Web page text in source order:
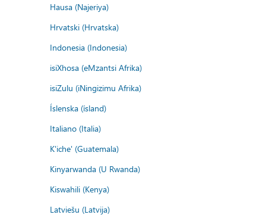
Hausa (Najeriya)
Hrvatski (Hrvatska)
Indonesia (Indonesia)
isiXhosa (eMzantsi Afrika)
isiZulu (iNingizimu Afrika)
Íslenska (ísland)
Italiano (Italia)
K'iche' (Guatemala)
Kinyarwanda (U Rwanda)
Kiswahili (Kenya)
Latviešu (Latvija)